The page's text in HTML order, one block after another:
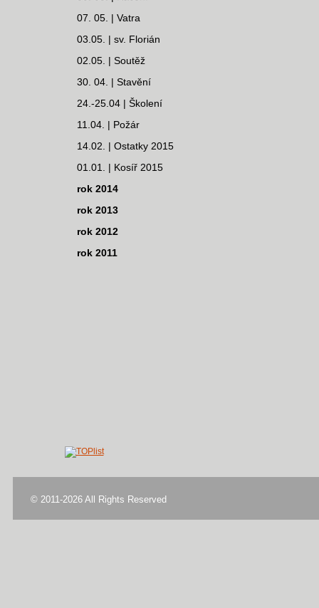
07. 05. | Vatra
03.05. | sv. Florián
02.05. | Soutěž
30. 04. | Stavění
24.-25.04 | Školení
11.04. | Požár
14.02. | Ostatky 2015
01.01. | Kosíř 2015
rok 2014
rok 2013
rok 2012
rok 2011
© 2011-2026 All Rights Reserved